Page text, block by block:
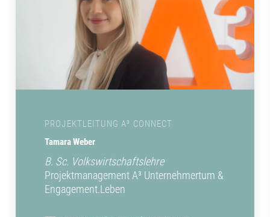
PROJEKTLEITUNG A³ CONNECT
Tamara Weber
B. Sc. Volkswirtschaftslehre
Projektmanagement A³ Unternehmertum &
Engagement.Leben